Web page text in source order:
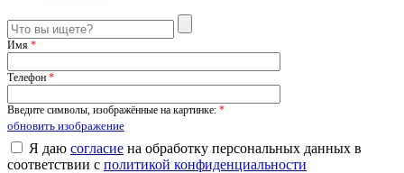
Имя *
Телефон *
Введите символы, изображённые на картинке: *
обновить изображение
Я даю согласие на обработку персональных данных в
соответствии с политикой конфиденциальности